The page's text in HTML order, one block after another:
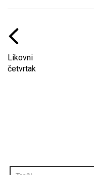
Likovni
četvrtak